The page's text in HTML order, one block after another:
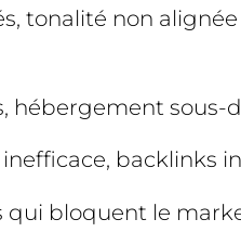
tonalité non
hébergement sous-
backlinks
qui bloquent le